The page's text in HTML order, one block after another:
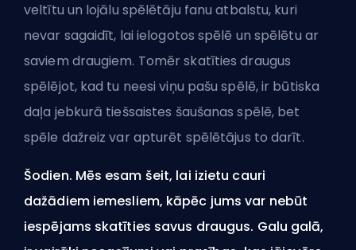
veltītu un lojālu spēlētāju fanu atbalstu, kuri
nevar sagaidīt, lai ielogotos spēlē un spēlētu ar
saviem draugiem. Tomēr skatīties draugus
spēlējot, kad tu neesi viņu pašu spēlē, ir būtiska
daļa jebkurā tiešsaistes šaušanas spēlē, bet
spēle dažreiz var apturēt spēlētājus to darīt.
Šodien. Mēs esam šeit, lai izietu cauri
dažādiem iemesliem, kāpēc jums var nebūt
iespējams skatīties savus draugus. Galu galā,